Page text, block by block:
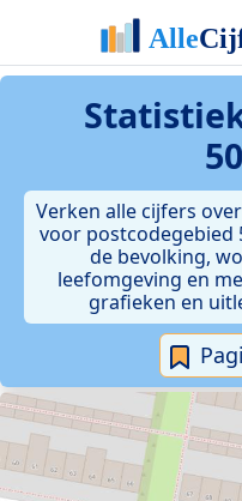
Verken alle cijfers
voor postcodegebied
de bevolking,
leefomgeving en
grafieken en